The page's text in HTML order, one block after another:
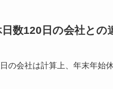
数120日の会社との
の会社は計算上、年末年始